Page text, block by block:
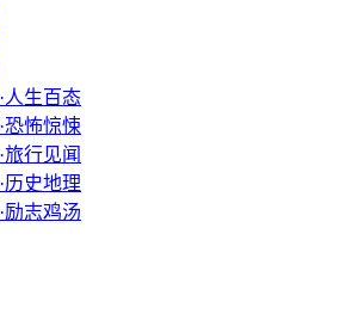
人生百态
恐怖惊悚
旅行见闻
历史地理
励志鸡汤